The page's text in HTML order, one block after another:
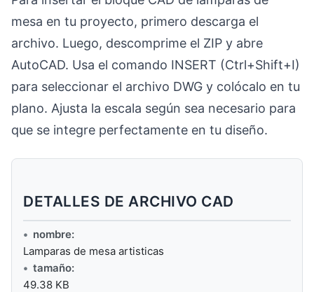
mesa en tu proyecto, primero descarga el
archivo. Luego, descomprime el ZIP y abre
AutoCAD. Usa el comando INSERT (Ctrl+Shift+I)
para seleccionar el archivo DWG y colócalo en tu
plano. Ajusta la escala según sea necesario para
que se integre perfectamente en tu diseño.
DETALLES DE ARCHIVO CAD
nombre:
Lamparas de mesa artisticas
tamaño:
49.38 KB